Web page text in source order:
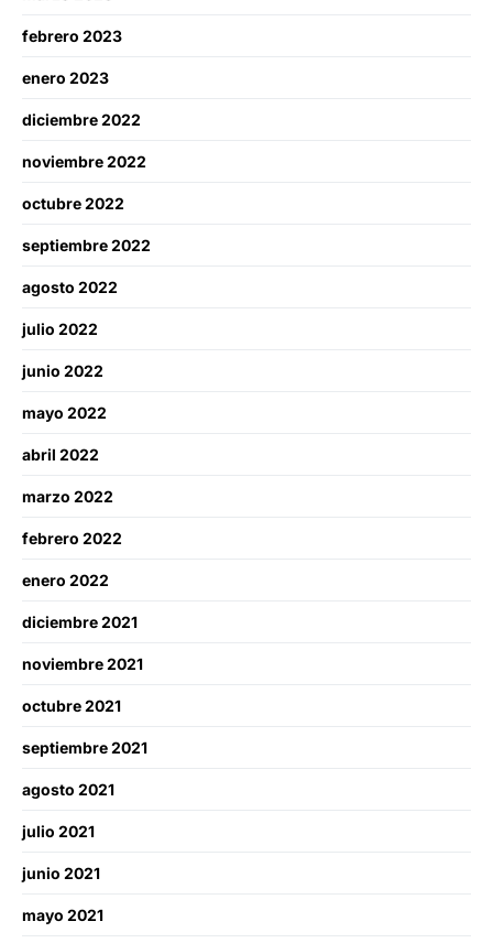
febrero 2023
enero 2023
diciembre 2022
noviembre 2022
octubre 2022
septiembre 2022
agosto 2022
julio 2022
junio 2022
mayo 2022
abril 2022
marzo 2022
febrero 2022
enero 2022
diciembre 2021
noviembre 2021
octubre 2021
septiembre 2021
agosto 2021
julio 2021
junio 2021
mayo 2021